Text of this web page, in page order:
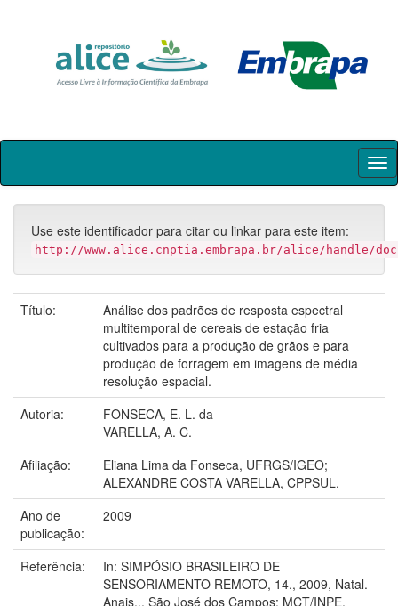
Skip
Use este identificador para citar ou linkar para este item:
http://www.alice.cnptia.embrapa.br/alice/handle/
Título:
Análise dos padrões de resposta espectral
multitemporal de cereais de estação fria
cultivados para a produção de grãos e para
produção de forragem em imagens de média
resolução espacial.
Autoria:
FONSECA, E. L. da
VARELLA, A. C.
Afiliação:
Eliana Lima da Fonseca, UFRGS/IGEO;
ALEXANDRE COSTA VARELLA, CPPSUL.
Ano de
publicação:
2009
Referência:
In: SIMPÓSIO BRASILEIRO DE
SENSORIAMENTO REMOTO, 14., 2009, Natal.
Anais... São José dos Campos: MCT/INPE,